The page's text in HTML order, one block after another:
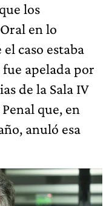
los
en lo
caso estaba
apelada por
de la Sala IV
que, en
anuló esa